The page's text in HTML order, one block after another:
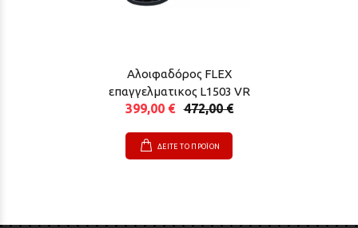
Αλοιφαδόρος FLEX
επαγγελματικος L1503 VR
399,00 € 472,00 €
ΔΕΙΤΕ ΤΟ ΠΡΟΪΟΝ